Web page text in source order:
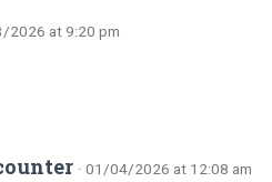
2026 at 9:20 pm
· 01/04/2026 at 12:08 am